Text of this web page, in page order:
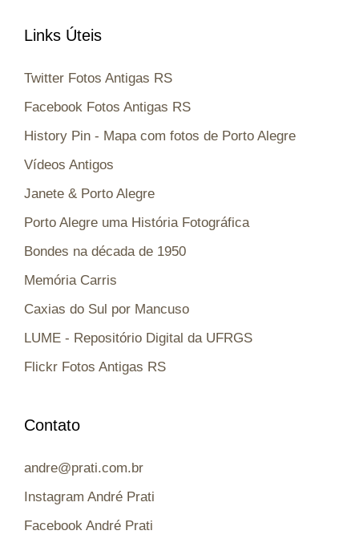
Links Úteis
Twitter Fotos Antigas RS
Facebook Fotos Antigas RS
History Pin - Mapa com fotos de Porto Alegre
Vídeos Antigos
Janete & Porto Alegre
Porto Alegre uma História Fotográfica
Bondes na década de 1950
Memória Carris
Caxias do Sul por Mancuso
LUME - Repositório Digital da UFRGS
Flickr Fotos Antigas RS
Contato
andre@prati.com.br
Instagram André Prati
Facebook André Prati